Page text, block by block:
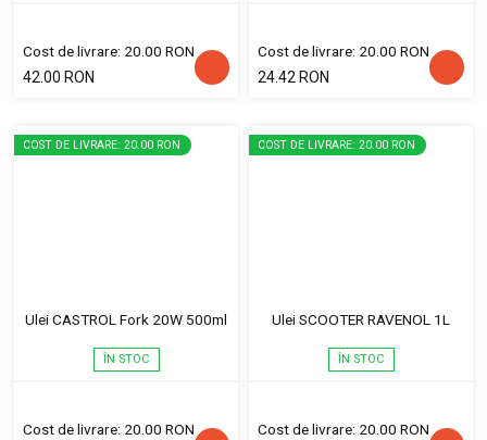
Cost de livrare: 20.00 RON
42.00 RON
Cost de livrare: 20.00 RON
24.42 RON
COST DE LIVRARE: 20.00 RON
Ulei CASTROL Fork 20W 500ml
ÎN STOC
Cost de livrare: 20.00 RON
COST DE LIVRARE: 20.00 RON
Ulei SCOOTER RAVENOL 1L
ÎN STOC
Cost de livrare: 20.00 RON